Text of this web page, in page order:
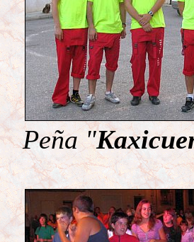
Peña "